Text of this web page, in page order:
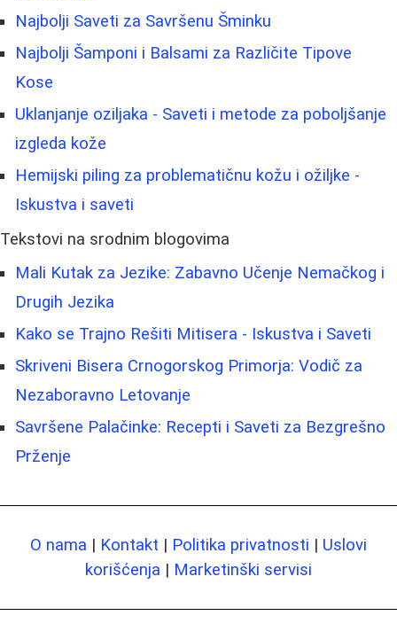
Najbolji Saveti za Savršenu Šminku
Najbolji Šamponi i Balsami za Različite Tipove
Kose
Uklanjanje oziljaka - Saveti i metode za poboljšanje
izgleda kože
Hemijski piling za problematičnu kožu i ožiljke -
Iskustva i saveti
Tekstovi na srodnim blogovima
Mali Kutak za Jezike: Zabavno Učenje Nemačkog i
Drugih Jezika
Kako se Trajno Rešiti Mitisera - Iskustva i Saveti
Skriveni Bisera Crnogorskog Primorja: Vodič za
Nezaboravno Letovanje
Savršene Palačinke: Recepti i Saveti za Bezgrešno
Prženje
O nama | Kontakt | Politika privatnosti | Uslovi
korišćenja | Marketinški servisi